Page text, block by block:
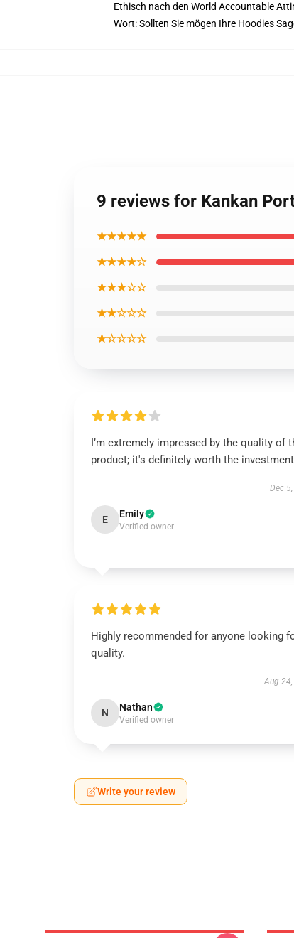
Ethisch nach den World Accountable
Wort: Sollten Sie mögen Ihre Hoodies
9 reviews for Kankan
★★★★★
★★★★☆
★★★☆☆
★★☆☆☆
★☆☆☆☆
I’m extremely impressed by the quality of
product; it's definitely worth the
Dec
E Emily
Verified owner
Highly recommended for anyone looking
quality.
Aug
N Nathan
Verified owner
Write your review